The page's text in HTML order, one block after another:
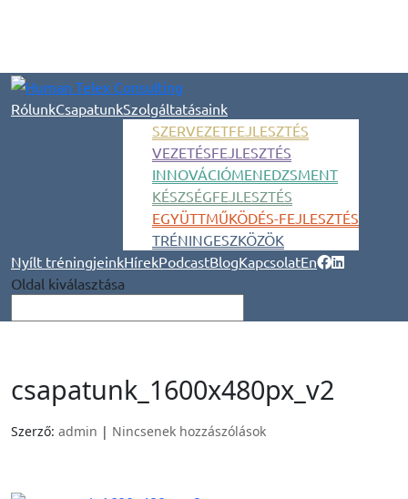
RólunkCsapatunkSzolgáltatásaink
SZERVEZETFEJLESZTÉS
VEZETÉSFEJLESZTÉS
INNOVÁCIÓMENEDZSMENT
KÉSZSÉGFEJLESZTÉS
EGYÜTTMŰKÖDÉS-FEJLESZTÉS
TRÉNINGESZKÖZÖK
Nyílt tréningjeinkHírekPodcastBlogKapcsolatEn
Oldal kiválasztása
csapatunk_1600x480px_v2
Szerző: admin | Nincsenek hozzászólások